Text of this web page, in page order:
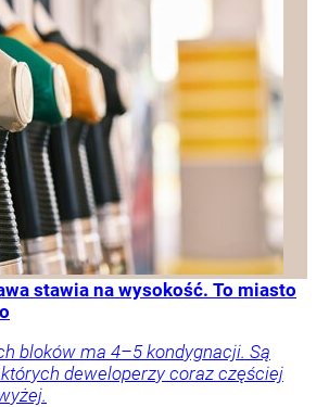
stawia na wysokość. To miasto
bloków ma 4–5 kondygnacji. Są
deweloperzy coraz częściej